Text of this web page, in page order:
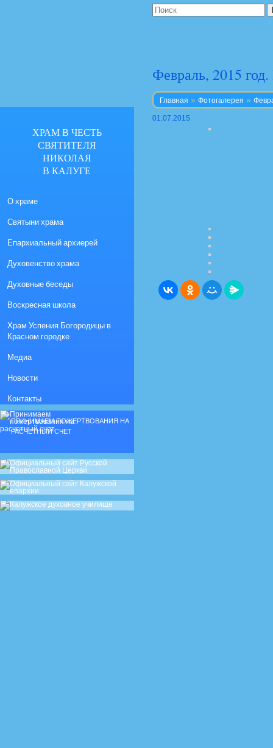
Февраль, 2015
Главная » Фотогалерея »
01.07.2015
ХРАМ В ЧЕСТЬ
СВЯТИТЕЛЯ
НИКОЛАЯ
В КАЛУГЕ
О храме
Святыни храма
Епархиальный архиерей
Духовенство храма
Духовные беседы
Воскресная школа
Храм Успения Богородицы в
Красном городке
Медиа
Новости
Контакты
ПРИНИМАЕМ ПОЖЕРТВОВАНИЯ НА
РАСЧЕТНЫЙ СЧЕТ